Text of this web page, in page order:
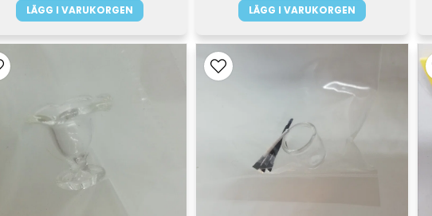
LÄGG I VARUKORGEN LÄGG I VARUKORGEN